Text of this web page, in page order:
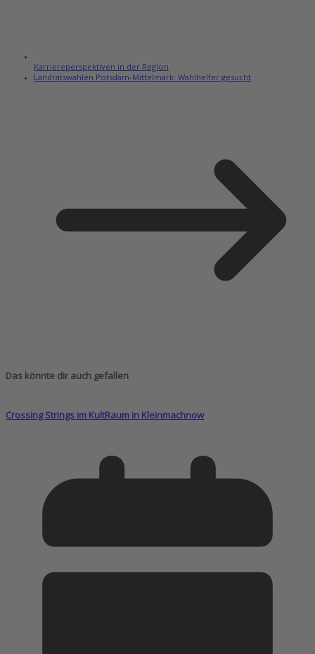
Karriereperspektiven in der Region
Landratswahlen Potsdam-Mittelmark: Wahlhelfer gesucht
Das könnte dir auch gefallen
Crossing Strings im KultRaum in Kleinmachnow